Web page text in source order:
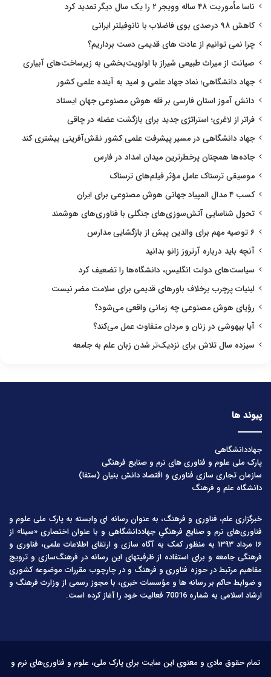
ناسا مأموریت ۴۸ ساله وویجر ۲ را یک سال دیگر تمدید کرد
کاهش ۹۸ درصدی بوی فاضلاب با نانوفیلتر ایرانی
چرا نمی توانیم از عادت های قدیمی دست برداریم؟
صیانت از میراث طبیعی شیراز با اولویت‌بخشی به زیرساخت‌های آبیاری
جهاد دانشگاهی؛ نماد جهاد علمی و امید به آینده علمی کشور
دانش آموز استان فارسی بر قله هوش مصنوعی جهان ایستاد
فراتر از لاغری؛ استراتژی جدید برای بازگشت عضله در چاقی
جهاد دانشگاهی در مسیر پیشرفت علمی کشور نقش‌آفرینی بیشتری کند
جاده‌ها همچنان پرخطرترین میدان امداد در فارس
موسیقی ترسناک عامل مؤثر فیلم‌های ترسناک
کسب ۴ مدال المپیاد جهانی هوش مصنوعی برای ایران
تحول شناسایی آتش‌سوزی‌های جنگلی با فناوری‌های هوشمند
۶ توصیه مهم برای والدین پیش از بازگشایی مدارس
آنچه باید درباره آرتروز زانو بدانید
سیاست‌های دولت انگلیس، دانشگاه‌ها را تضعیف کرد
لبنیات پرچرب برخلاف باورهای قدیمی برای سلامت مضر نیست
رؤیای هوش مصنوعی چه زمانی واقعی می‌شود؟
آیا بیهوشی در زنان و مردان متفاوت عمل می‌کند؟
سیزده سال تلاش برای نزدیک‌تر شدن زبان علم به جامعه
پیوند ها
جهاددانشگاهی
پارک ملی علوم و فناوری های نرم و صنایع فرهنگی
سازمان تجاری سازی فناوری و اقتصاد دانش بنیان (ستفا)
دانشگاه علم و فرهنگ
خبرگزاری علم، فناوری و فرهنگ، به عنوان رسانه ای وابسته به پارک ملی علوم و
فناوری‌های نرم و صنایع فرهنگیِ جهاددانشگاهی و با عنوان اختصاری «سینا» از
۱۶ مرداد ۱۳۹۳ به منظور کمک به آگاه سازی و ارتقای اطلاعات علمی، فناوری و
فرهنگی جامعه و برای استفاده از ظرفیتهای این رسانه در فرهنگ‌سازی و ترویج
مفاهیم مرتبط در حوزه فناوری و فرهنگ و در چارچوب مقررات موضوعه کشوری
و ضوابط حاکم بر رسانه ها و مؤسسات خبری، با مجوز رسمی از وزارت فرهنگ و
ارشاد اسلامی به شماره 70016 فعالیت خود را آغاز کرده است.
تمام حقوق مادی و معنوی این سایت برای پارک ملی، علوم و فناوری‌های نرم و